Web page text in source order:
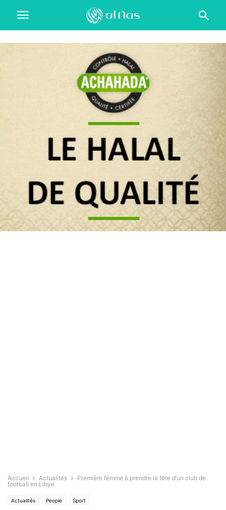
Accueil Actualités
Première femme à prendre la tête d’un club de
football en Libye
Actualités People Sport